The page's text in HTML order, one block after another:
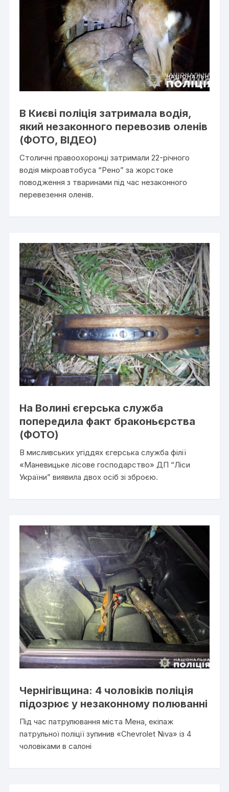
В Києві поліція затримала водія,
який незаконного перевозив оленів
(ФОТО, ВІДЕО)
Столичні правоохоронці затримали 22-річного
водія мікроавтобуса “Рено” за жорстоке
поводження з тваринами під час незаконного
перевезення оленів.
На Волині єгерська служба
попередила факт браконьєрства
(ФОТО)
В мисливських угіддях єгерська служба філії
«Маневицьке лісове господарство» ДП “Ліси
України” виявила двох осіб зі зброєю.
Чернігівщина: 4 чоловіків поліція
підозрює у незаконному полюванні
Під час патрулювання міста Мена, екіпаж
патрульної поліції зупинив «Chevrolet Niva» із 4
чоловіками в салоні